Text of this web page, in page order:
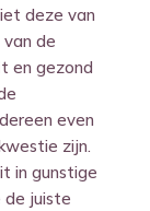
deze van
de
en gezond
even
zijn.
in gunstige
de juiste